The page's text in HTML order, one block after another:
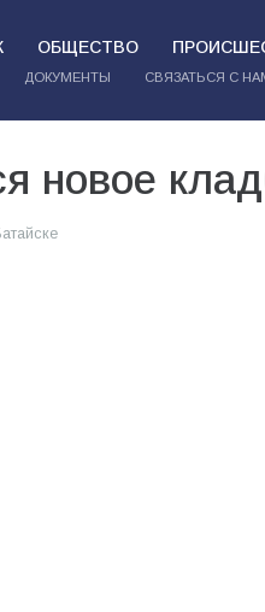
ОБЩЕСТВО
ДОКУМЕНТЫ СВЯЗАТЬСЯ С
новое